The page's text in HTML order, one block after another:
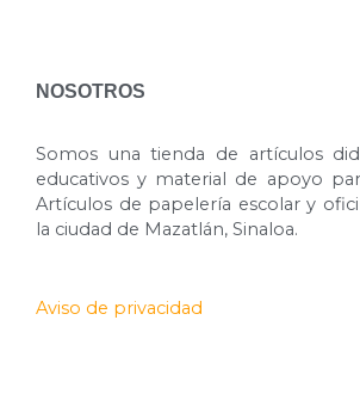
NOSOTROS
Somos una tienda de artículos
educativos y material de apoyo
Artículos de papelería escolar y
la ciudad de Mazatlán, Sinaloa.
Aviso de privacidad